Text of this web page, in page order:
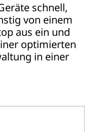
schnell,
von einem
aus ein und
optimierten
in einer